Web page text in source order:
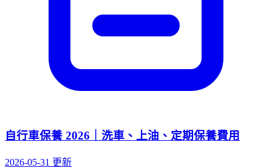
自行車保養 2026｜洗車、上油、定期保養費用
2026-05-31 更新